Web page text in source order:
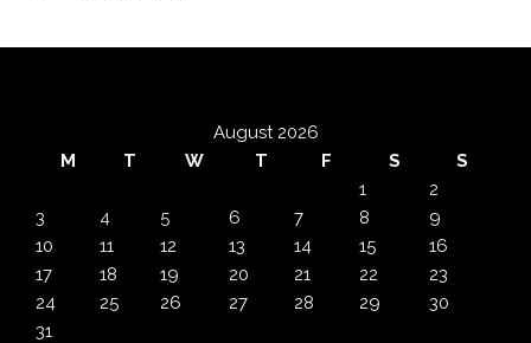
August 2026
M
T W T F S
S
1
2
3
4 5 6 7 8
9
10
11 12 13 14 15
16
17
18 19 20 21 22
23
24
25 26 27 28 29
30
31